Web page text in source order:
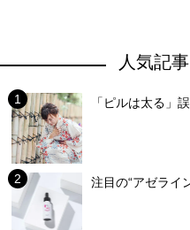
人気記
「ピルは太る」
注目の“アゼライ